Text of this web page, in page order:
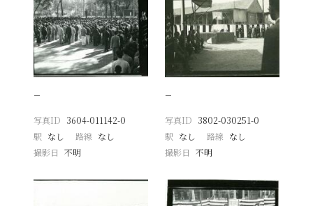
−
写真ID 3604-011142-0
駅 なし 路線 なし
撮影日
不明
−
写真ID 3802-030251-0
駅 なし 路線 なし
撮影日 不明